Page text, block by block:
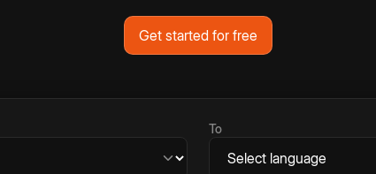
Get started for free
To